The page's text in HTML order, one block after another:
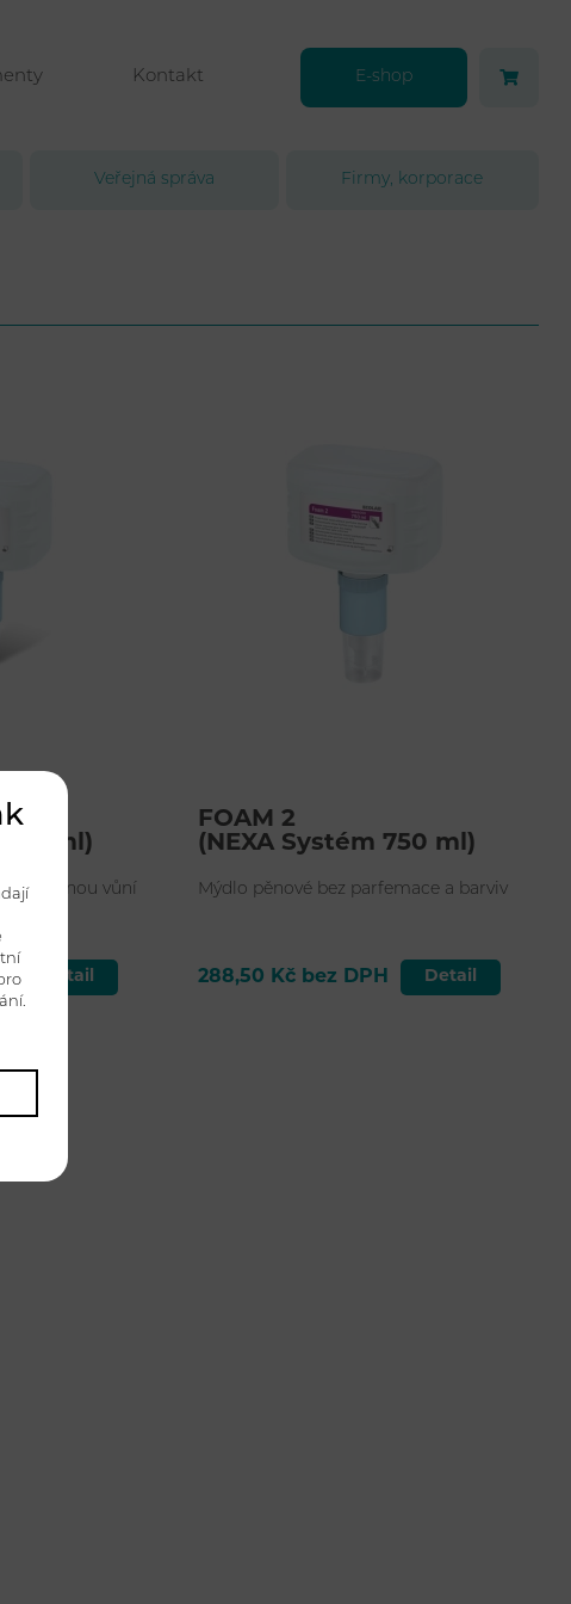
Kontakt E-shop
Veřejná správa Firmy, korporace
750 ml)
příjmenou vůní
Detail
FOAM 2
(NEXA Systém 750 ml)
Mýdlo pěnové bez parfemace a barviv
288,50 Kč bez DPH Detail